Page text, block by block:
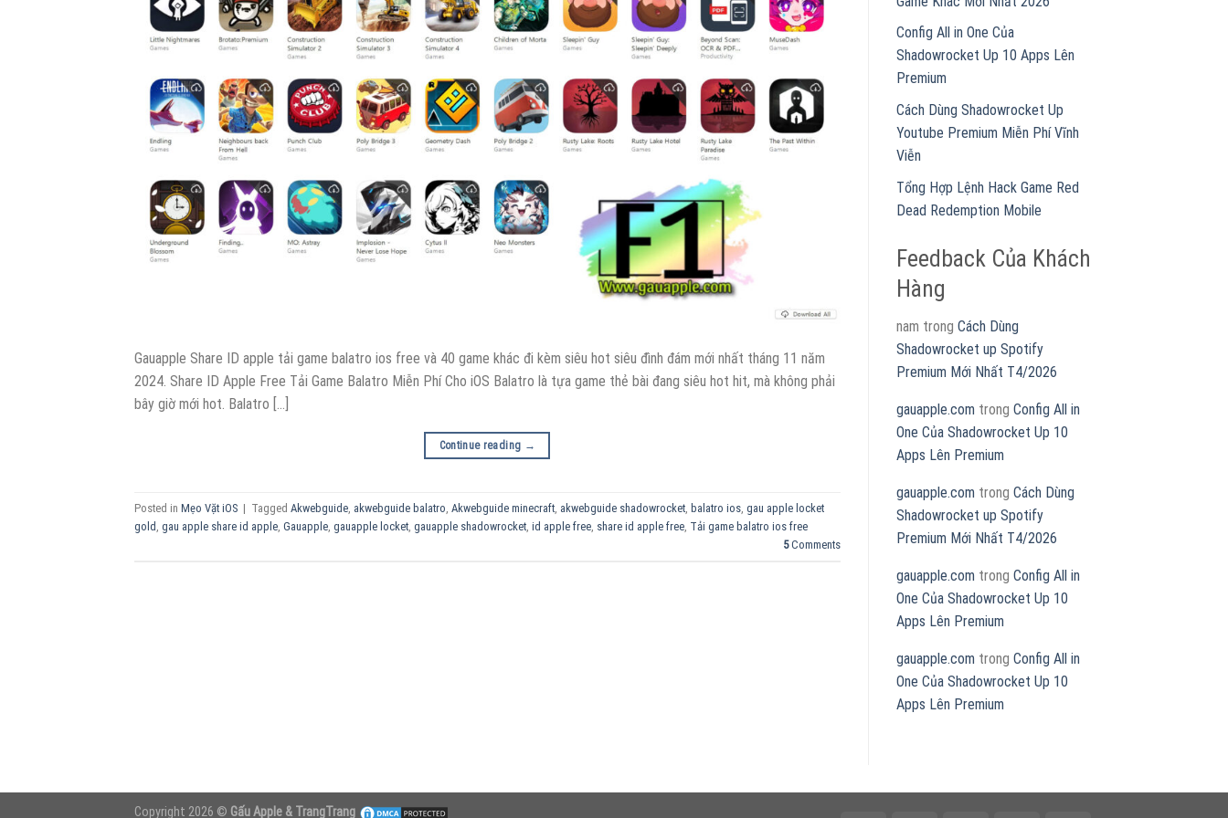
Gauapple Share ID apple tải game balatro ios free và 40 game khác đi kèm siêu hot siêu đình đám mới nhất tháng 11 năm
2024. Share ID Apple Free Tải Game Balatro Miễn Phí Cho iOS Balatro là tựa game thẻ bài đang siêu hot hit, mà không phải
bây giờ mới hot. Balatro […]
Continue reading →
Posted in Mẹo Vặt iOS | Tagged Akwebguide akwebguide balatro Akwebguide minecraft akwebguide shadowrocket balatro ios gau apple locket
gold gau apple share id apple Gauapple gauapple locket gauapple shadowrocket id apple free share id apple free Tải game balatro ios free
5Comments
Config All in One Của
Shadowrocket Up 10 Apps Lên
Premium
Cách Dùng Shadowrocket Up
Youtube Premium Miễn Phí Vĩnh
Viễn
Tổng Hợp Lệnh Hack Game Red
Dead Redemption Mobile
Feedback Của Khách
Hàng
nam trong Cách Dùng
Shadowrocket up Spotify
Premium Mới Nhất T4/2026
gauapple.com trong Config All in
One Của Shadowrocket Up 10
Apps Lên Premium
gauapple.com trong Cách Dùng
Shadowrocket up Spotify
Premium Mới Nhất T4/2026
gauapple.com trong Config All in
One Của Shadowrocket Up 10
Apps Lên Premium
gauapple.com trong Config All in
One Của Shadowrocket Up 10
Apps Lên Premium
Copyright 2026 © Gấu Apple & TrangTrang